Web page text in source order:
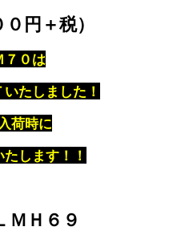
０円＋税）
７０は
たしました！
荷時に
します！！
Ｈ６９